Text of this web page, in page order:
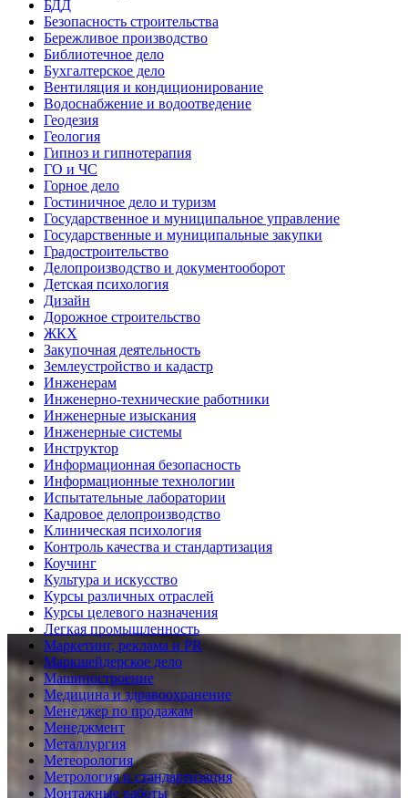
БДД
Безопасность строительства
Бережливое производство
Библиотечное дело
Бухгалтерское дело
Вентиляция и кондиционирование
Водоснабжение и водоотведение
Геодезия
Геология
Гипноз и гипнотерапия
ГО и ЧС
Горное дело
Гостиничное дело и туризм
Государственное и муниципальное управление
Государственные и муниципальные закупки
Градостроительство
Делопроизводство и документооборот
Детская психология
Дизайн
Дорожное строительство
ЖКХ
Закупочная деятельность
Землеустройство и кадастр
Инженерам
Инженерно-технические работники
Инженерные изыскания
Инженерные системы
Инструктор
Информационная безопасность
Информационные технологии
Испытательные лаборатории
Кадровое делопроизводство
Клиническая психология
Контроль качества и стандартизация
Коучинг
Культура и искусство
Курсы различных отраслей
Курсы целевого назначения
Легкая промышленность
Маркетинг, реклама и PR
Маркшейдерское дело
Машиностроение
Медицина и здравоохранение
Менеджер по продажам
Менеджмент
Металлургия
Метеорология
Метрология и стандартизация
Монтажные работы